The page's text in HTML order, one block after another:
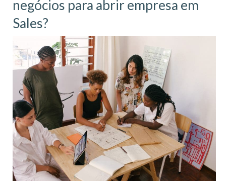
negócios para abrir empresa em
Sales?